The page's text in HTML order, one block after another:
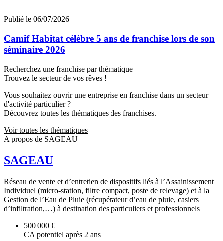
Publié le 06/07/2026
Camif Habitat célèbre 5 ans de franchise lors de son
séminaire 2026
Recherchez une franchise par thématique
Trouvez le secteur de vos rêves !
Vous souhaitez ouvrir une entreprise en franchise dans un secteur
d'activité particulier ?
Découvrez toutes les thématiques des franchises.
Voir toutes les thématiques
A propos de SAGEAU
SAGEAU
Réseau de vente et d’entretien de dispositifs liés à l’Assainissement
Individuel (micro-station, filtre compact, poste de relevage) et à la
Gestion de l’Eau de Pluie (récupérateur d’eau de pluie, casiers
d’infiltration,…) à destination des particuliers et professionnels
500 000 €
CA potentiel après 2 ans